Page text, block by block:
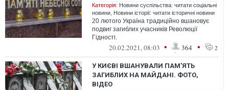
Категорія: Новини суспільства: читати соціальні
новини Новини історії: читати історичні новини
20 лютого Україна традиційно вшановує
подвиг загиблих учасників Революції
Гідності.
20.02.2021, 08:03 • 364 • 2
У КИЄВІ ВШАНУВАЛИ ПАМ'ЯТЬ
ЗАГИБЛИХ НА МАЙДАНІ. ФОТО,
ВІДЕО